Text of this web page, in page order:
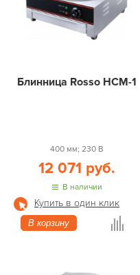
Блинница Rosso HCM-1
400 мм; 230 В
12 071 руб.
В наличии
Купить в один клик
В корзину